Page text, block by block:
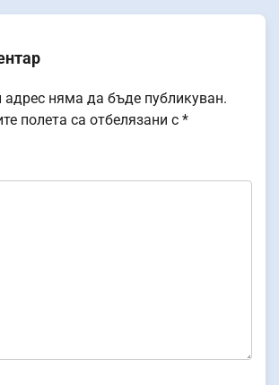
няма да бъде публикуван.
полета са отбелязани с *